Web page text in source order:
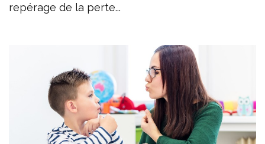
repérage de la perte...